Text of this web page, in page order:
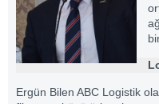
Ergün Bilen ABC Logistik